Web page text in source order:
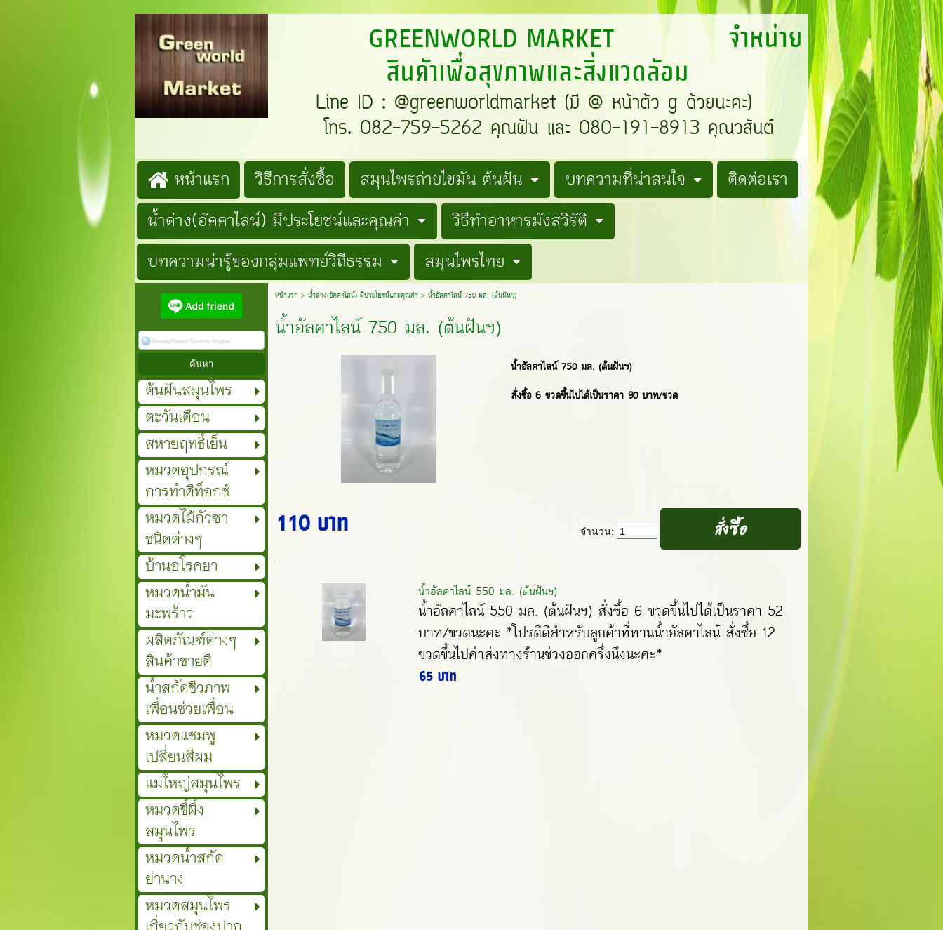
GREENWORLD MARKET จำหน่าย
สินค้าเพื่อสุขภาพและสิ่งแวดล้อม
Line ID : @greenworldmarket (มี @ หน้าตัว g ด้วยนะคะ)
โทร. 082-759-5262 คุณฝัน และ 080-191-8913 คุณวสันต์
หน้าแรก วิธีการสั่งซื้อ สมุนไพรถ่ายไขมัน ต้นฝัน บทความที่น่าสนใจ
ติดต่อเรา
น้ำด่าง(อัคคาไลน์) มีประโยชน์และคุณค่า
วิธีทำอาหารมังสวิรัติ
บทความน่ารู้ของกลุ่มแพทย์วิถีธรรม
สมุนไพรไทย
ต้นฝันสมุนไพร
ตะวันเดือน
สหายฤทธิ์เย็น
หมวดอุปกรณ์
การทำดีท็อกช์
หมวดไม้กัวซา
ชนิดต่างๆ
บ้านอโรคยา
หมวดน้ำมัน
มะพร้าว
ผลิตภัณฑ์ต่างๆ
สินค้าขายดี
น้ำสกัดชีวภาพ
เพื่อนช่วยเพื่อน
หมวดแชมพู
เปลี่ยนสีผม
แม่ใหญ่สมุนไพร
หมวดขี้ผึ้ง
สมุนไพร
หมวดน้ำสกัด
ย่านาง
หมวดสมุนไพร
หน้าแรก > น้ำด่าง(อัคคาไลน์) มีประโยชน์และคุณค่า> น้ำอัลคาไลน์ 750 มล. (ต้นฝันฯ)
น้ำอัลคาไลน์ 750 มล. (ต้นฝันฯ)
น้ำอัลคาไลน์ 750 มล. (ต้นฝันฯ)
สั่งซื้อ 6 ขวดขึ้นไปได้เป็นราคา 90 บาท/ขวด
110 บาท จำนวน:
น้ำอัลคาไลน์ 550 มล. (ต้นฝันฯ)
น้ำอัลคาไลน์ 550 มล. (ต้นฝันฯ) สั่งซื้อ 6 ขวดขึ้นไปได้เป็นราคา 52
บาท/ขวดนะคะ *โปรดีดีสำหรับลูกค้าที่ทานน้ำอัลคาไลน์ สั่งซื้อ 12
ขวดขึ้นไปค่าส่งทางร้านช่วงออกครึ่งนึงนะคะ*
65 บาท